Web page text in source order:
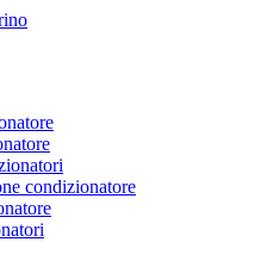
condizionatore